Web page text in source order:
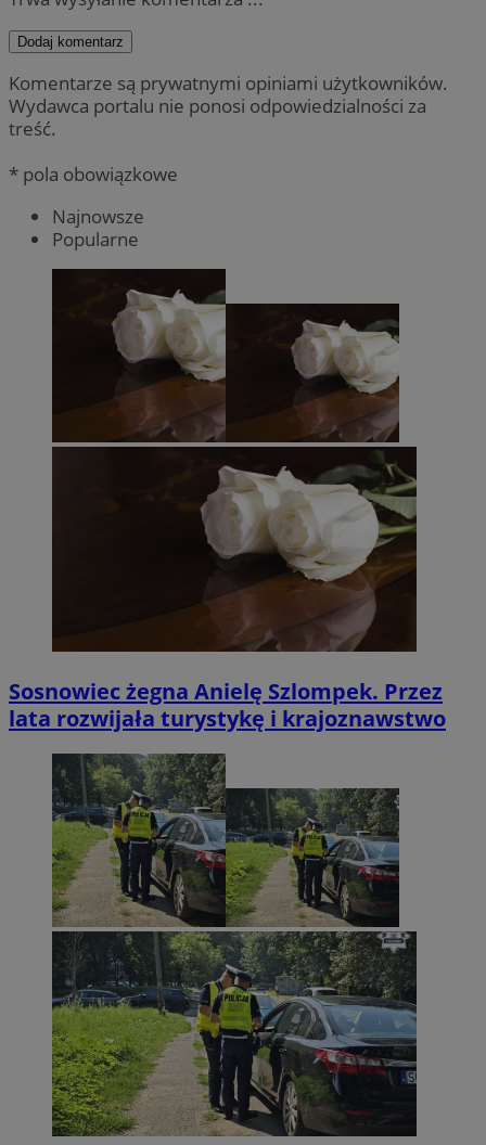
Dodaj komentarz
Komentarze są prywatnymi opiniami użytkowników.
Wydawca portalu nie ponosi odpowiedzialności za
treść.
* pola obowiązkowe
Najnowsze
Popularne
Sosnowiec żegna Anielę Szlompek. Przez
lata rozwijała turystykę i krajoznawstwo